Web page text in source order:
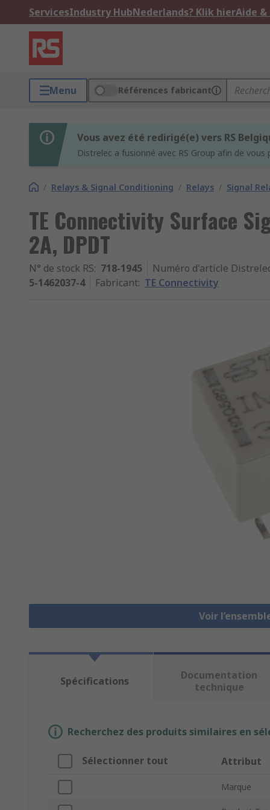
ServicesIndustry HubNederlands? Klik hierAide
Menu Références fabricant
Vous avez été redirigé(e) vers RS
Distrelec a fusionné avec RS Group afin de
/ Relays & Signal Conditioning / Relays / Signal
TE Connectivity Surface
2A, DPDT
N° de stock RS: 718-1945 Numéro d'article
5-1462037-4
Fabricant: TE Connectivity
Voir
Spécifications
Documentation
technique
Recherchez des produits similaires en
Sélectionner tout Attribut
Marque